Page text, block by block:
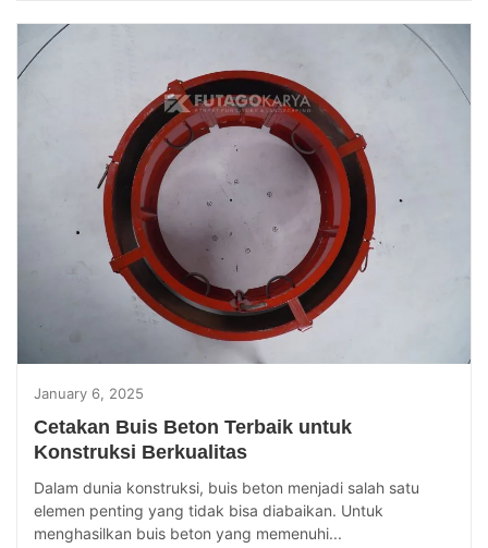
January 6, 2025
Cetakan Buis Beton Terbaik untuk
Konstruksi Berkualitas
Dalam dunia konstruksi, buis beton menjadi salah satu
elemen penting yang tidak bisa diabaikan. Untuk
menghasilkan buis beton yang memenuhi...